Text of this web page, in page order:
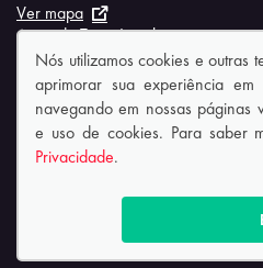
Ver mapa
Aviso de Texto Legal
AutoForce - Todos os direitos
Nós utilizamos cookies e outras
aprimorar sua experiência
navegando em nossas
e uso de cookies. Para saber
Privacidade.